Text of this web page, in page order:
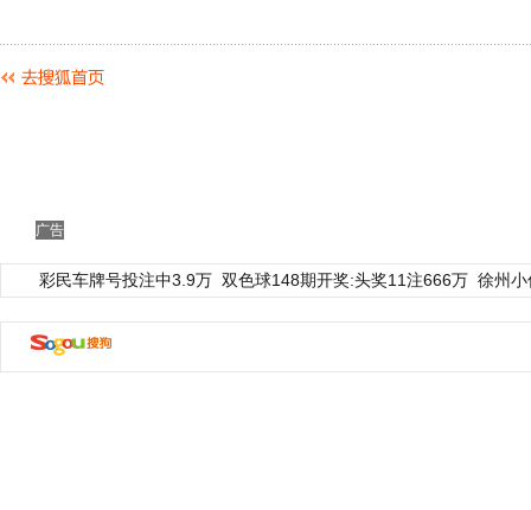
广告
彩民车牌号投注中3.9万 双色球148期开奖:头奖11注666万 徐州